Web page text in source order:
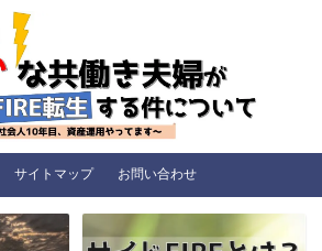
サイトマップ お問い合わせ